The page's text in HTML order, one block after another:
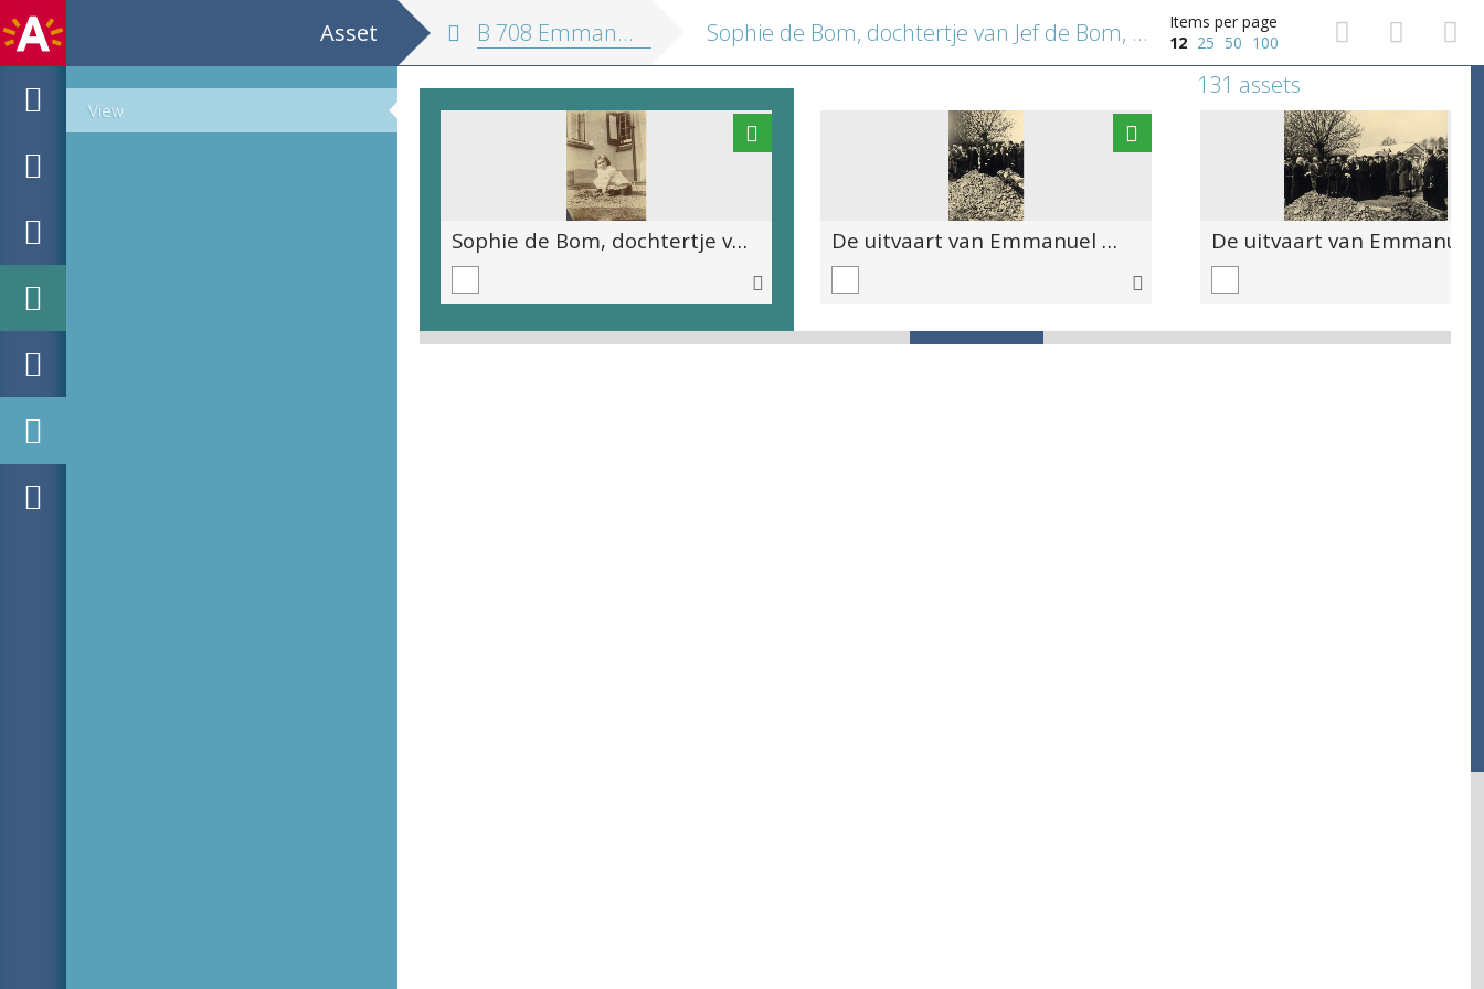
Asset
View
B 708 Emmanuel de Bom foto's Sophie de Bom, dochtertje van Jef de Bom, spelend bij Huis ten Heuvel
Items per page
12 25 50 100
131 assets
Sophie de Bom, dochtertje van Jef de Bom, spelend bij Huis ten Heuvel De uitvaart van Emmanuel de Bom (1)